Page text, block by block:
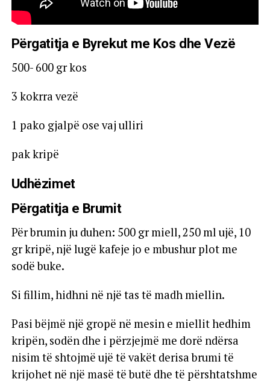
Përgatitja e Byrekut me Kos dhe Vezë
500- 600 gr kos
3 kokrra vezë
1 pako gjalpë ose vaj ulliri
pak kripë
Udhëzimet
Përgatitja e Brumit
Për brumin ju duhen: 500 gr miell, 250 ml ujë, 10
gr kripë, një lugë kafeje jo e mbushur plot me
sodë buke.
Si fillim, hidhni në një tas të madh miellin.
Pasi bëjmë një gropë në mesin e miellit hedhim
kripën, sodën dhe i përzjejmë me dorë ndërsa
nisim të shtojmë ujë të vakët derisa brumi të
krijohet në një masë të butë dhe të përshtatshme